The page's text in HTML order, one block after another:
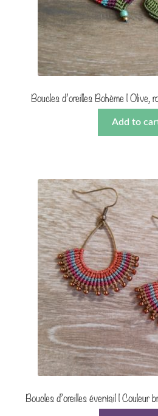
Boucles d’oreilles Bohème | Olive,
Add to
Boucles d’oreilles éventail | Couleur